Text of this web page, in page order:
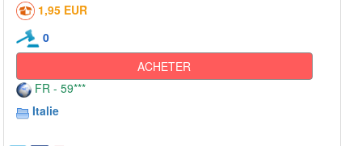
1,95 EUR
0
ACHETER
FR - 59***
Italie